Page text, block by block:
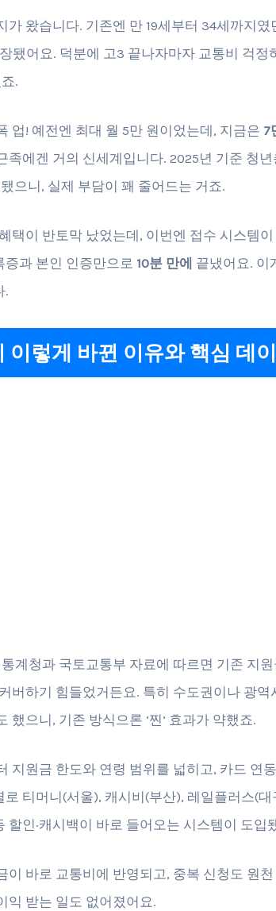
가 왔습니다. 기존엔 만 19세부터 34세까지였
됐어요. 덕분에 고3 끝나자마자 교통비 걱정
.
업! 예전엔 최대 월 5만 원이었는데, 지금은 7
족에겐 거의 신세계입니다. 2025년 기준 청
으니, 실제 부담이 꽤 줄어드는 거죠.
택이 반토막 났었는데, 이번엔 접수 시스템
과 본인 인증만으로 10분 만에 끝냈어요. 이
.
렇게 바뀐 이유와 핵심 데
계청과 국토교통부 자료에 따르면 기존 지
버하기 힘들었거든요. 특히 수도권이나 광역
했으니, 기존 방식으론 ‘찐’ 효과가 약했죠.
지원금 한도와 연령 범위를 넓히고, 카드 연
티머니(서울), 캐시비(부산), 레일플러스(대
할인·캐시백이 바로 들어오는 시스템이 도입
이 바로 교통비에 반영되고, 중복 신청도 원
익 받는 일도 없어졌어요.